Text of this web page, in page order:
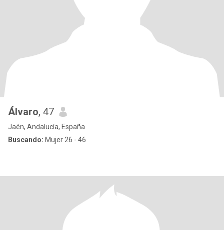
Álvaro, 47
Jaén, Andalucía, España
Buscando: Mujer 26 - 46